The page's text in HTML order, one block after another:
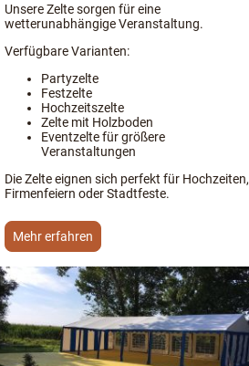
Unsere Zelte sorgen für eine
wetterunabhängige Veranstaltung.
Verfügbare Varianten:
Partyzelte
Festzelte
Hochzeitszelte
Zelte mit Holzboden
Eventzelte für größere
Veranstaltungen
Die Zelte eignen sich perfekt für Hochzeiten,
Firmenfeiern oder Stadtfeste.
Mehr erfahren